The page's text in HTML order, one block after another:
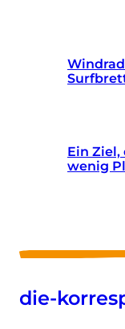
Ein Ziel,
wenig
die-